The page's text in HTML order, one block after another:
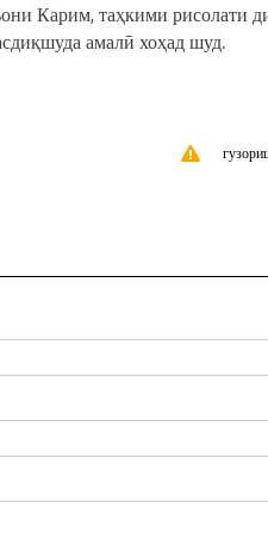
Карим, таҳкими рисолати
амалӣ хоҳад шуд.